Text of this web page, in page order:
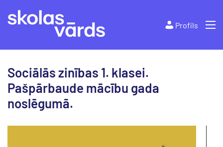
Profils
Sociālās zinības 1. klasei.
Pašpārbaude mācību gada
noslēgumā.